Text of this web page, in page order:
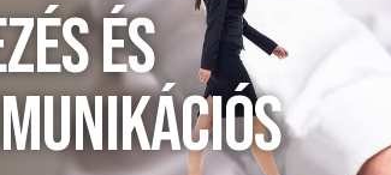
és